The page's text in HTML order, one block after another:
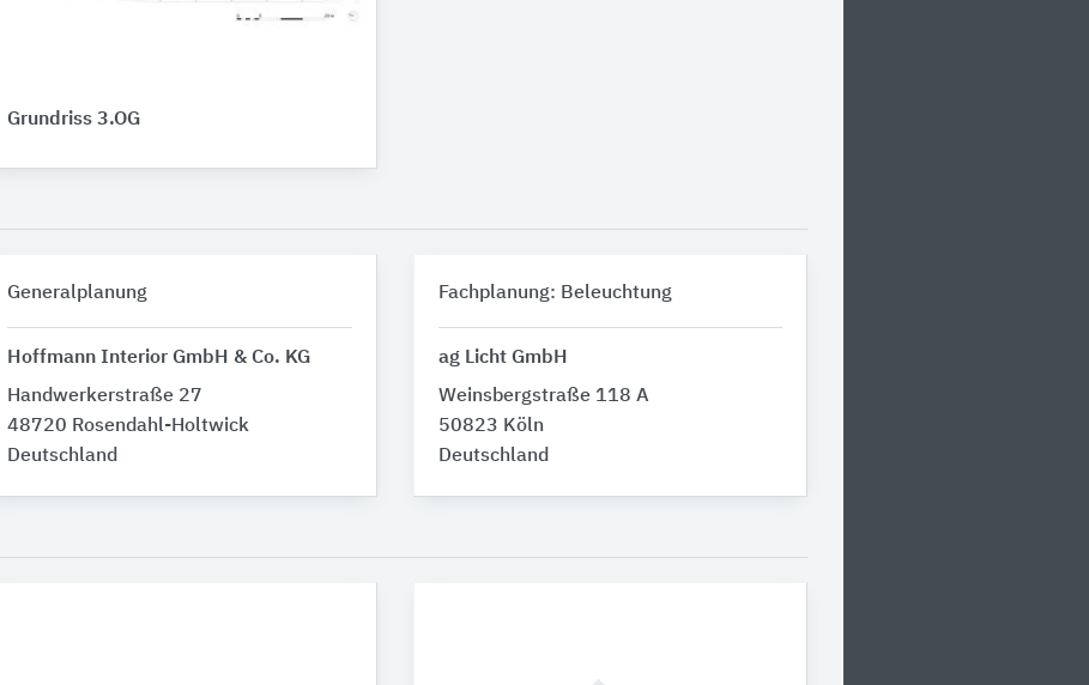
Grundriss 3.OG
Generalplanung
Hoffmann Interior GmbH & Co. KG
Handwerkerstraße 27
48720 Rosendahl-Holtwick
Deutschland
Fachplanung: Beleuchtung
ag Licht GmbH
Weinsbergstraße 118 A
50823 Köln
Deutschland